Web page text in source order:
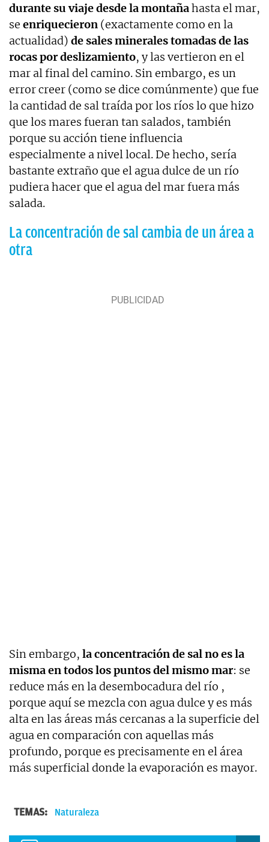
durante su viaje desde la montañahasta el mar,
se enriquecieron (exactamente como en la
actualidad) de sales minerales tomadas de las
rocas por deslizamiento, y las vertieron en el
mar al final del camino. Sin embargo, es un
error creer (como se dice comúnmente) que fue
la cantidad de sal traída por los ríos lo que hizo
que los mares fueran tan salados, también
porque su acción tiene influencia
especialmente a nivel local. De hecho, sería
bastante extraño que el agua dulce de un río
pudiera hacer que el agua del mar fuera más
salada.
La concentración de sal cambia de un área a
otra
Sin embargo, la concentración de sal no es la
misma en todos los puntos del mismo mar: se
reduce más en la desembocadura del río ,
porque aquí se mezcla con agua dulce y es más
alta en las áreas más cercanas a la superficie del
agua en comparación con aquellas más
profundo, porque es precisamente en el área
más superficial donde la evaporación es mayor.
TEMAS: Naturaleza